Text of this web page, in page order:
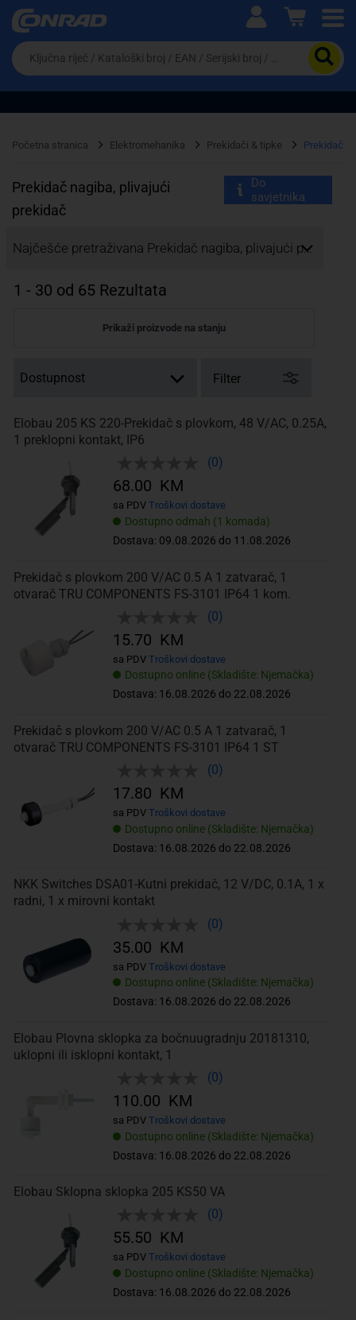
Ova postavka prilagođava asortiman proizvoda i
cijene vašim potrebama.
Da
biste
potražili
proizvod,
unesite
riječ,
EAN
serijski
Početna stranica Elektromehanika Prekidači & tipke Prekidač
Prekidač nagiba, plivajući
prekidač
Do
savjetnika
Najčešće pretraživana Prekidač nagiba, plivajući prekidač:
1 - 30 od 65 Rezultata
Prikaži proizvode na stanju
Filter
Elobau 205 KS 220-Prekidač s plovkom, 48 V/AC, 0.25A,
1 preklopni kontakt, IP6
(0)
Dostupno odmah (1 komada)
Dostava: 09.08.2026 do 11.08.2026
68.00 KM
sa PDV Troškovi dostave
Prekidač s plovkom 200 V/AC 0.5 A 1 zatvarač, 1
otvarač TRU COMPONENTS FS-3101 IP64 1 kom.
(0)
Dostupno online (Skladište: Njemačka)
Dostava: 16.08.2026 do 22.08.2026
15.70 KM
sa PDV Troškovi dostave
Prekidač s plovkom 200 V/AC 0.5 A 1 zatvarač, 1
otvarač TRU COMPONENTS FS-3101 IP64 1 ST
(0)
Dostupno online (Skladište: Njemačka)
Dostava: 16.08.2026 do 22.08.2026
17.80 KM
sa PDV Troškovi dostave
NKK Switches DSA01-Kutni prekidač, 12 V/DC, 0.1A, 1 x
radni, 1 x mirovni kontakt
(0)
Dostupno online (Skladište: Njemačka)
Dostava: 16.08.2026 do 22.08.2026
35.00 KM
sa PDV Troškovi dostave
Elobau Plovna sklopka za bočnuugradnju 20181310,
uklopni ili isklopni kontakt, 1
(0)
Dostupno online (Skladište: Njemačka)
Dostava: 16.08.2026 do 22.08.2026
110.00 KM
sa PDV Troškovi dostave
Elobau Sklopna sklopka 205 KS50 VA
(0)
Dostupno online (Skladište: Njemačka)
Dostava: 16.08.2026 do 22.08.2026
55.50 KM
sa PDV Troškovi dostave